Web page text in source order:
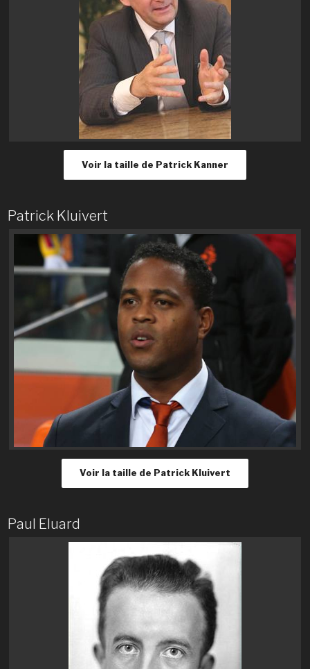
Voir la taille de Patrick Kanner
Patrick Kluivert
Voir la taille de Patrick Kluivert
Paul Eluard